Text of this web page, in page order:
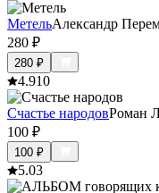
МетельАлександр
280 ₽
280 ₽
4.910
Счастье народовРоман
100 ₽
100 ₽
5.03